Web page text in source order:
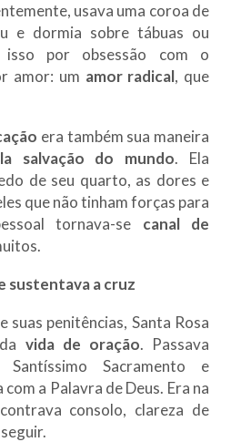
usava uma coroa de
e dormia sobre tábuas ou
por obsessão com o
amor: um amor radical, que
era também sua maneira
salvação do mundo. Ela
de seu quarto, as dores e
que não tinham forças para
tornava-se canal de
sustentava a cruz
suas penitências, Santa Rosa
vida de oração. Passava
Sacramento e
a Palavra de Deus. Era na
consolo, clareza de